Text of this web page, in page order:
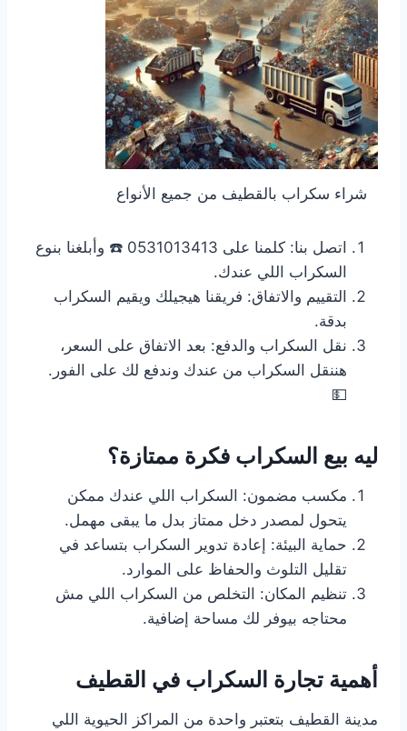
شراء سكراب بالقطيف من جميع الأنواع
اتصل بنا: كلمنا على 0531013413 ☎️ وأبلغنا بنوع
السكراب اللي عندك.
التقييم والاتفاق: فريقنا هيجيلك ويقيم السكراب
بدقة.
نقل السكراب والدفع: بعد الاتفاق على السعر،
هننقل السكراب من عندك وندفع لك على الفور.
💵
ليه بيع السكراب فكرة ممتازة؟
مكسب مضمون: السكراب اللي عندك ممكن
يتحول لمصدر دخل ممتاز بدل ما يبقى مهمل.
حماية البيئة: إعادة تدوير السكراب بتساعد في
تقليل التلوث والحفاظ على الموارد.
تنظيم المكان: التخلص من السكراب اللي مش
محتاجه بيوفر لك مساحة إضافية.
أهمية تجارة السكراب في القطيف
مدينة القطيف بتعتبر واحدة من المراكز الحيوية اللي